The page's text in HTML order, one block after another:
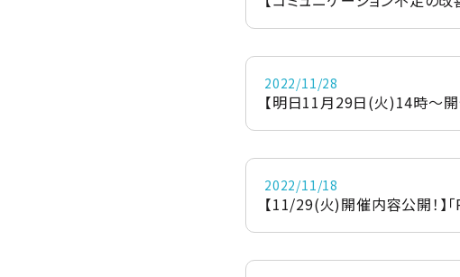
2022/11/28
【明日11月29日(火)14時～開
2022/11/18
【11/29(火)開催内容公開！】